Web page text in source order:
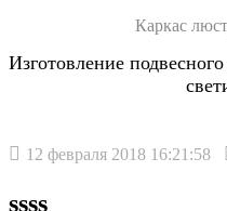
Каркас
Изготовление
12 февраля 2018 16:21:58
ssss